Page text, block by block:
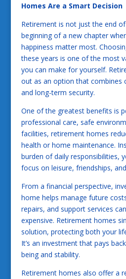
Homes Are a Smart Decision
Retirement is not just the end
beginning of a new chapter
happiness matter most.
these years is one of the most
you can make for yourself.
out as an option that combines
and long-term security.
One of the greatest benefits is
professional care, safe
facilities, retirement homes
health or home maintenance.
burden of daily responsibilities,
focus on leisure, friendships,
From a financial perspective,
home helps manage future
repairs, and support services
expensive. Retirement homes
solution, protecting both your
It’s an investment that pays
being and stability.
Retirement homes also offer a